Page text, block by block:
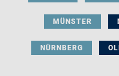
MÜNSTER
NÜRNBERG